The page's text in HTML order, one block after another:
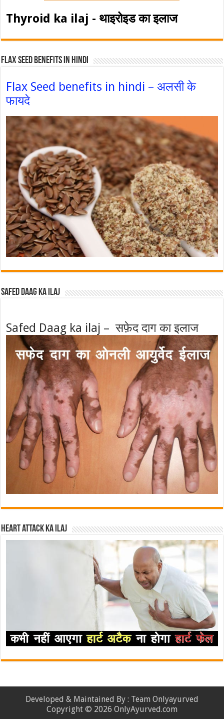
Thyroid ka ilaj - थाइरोइड का इलाज
Flax Seed Benefits in hindi
Flax Seed benefits in hindi – अलसी के
फायदे
Safed Daag ka ilaj
Safed Daag ka ilaj – सफ़ेद दाग का इलाज
Heart attack ka ilaj
Developed & Maintained By : Team Onlyayurved
Copyright © 2026 OnlyAyurved.com